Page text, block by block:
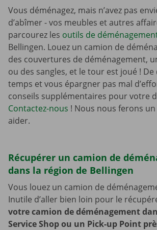
Vous déménagez, mais n’avez pas
d’abîmer - vos meubles et autres
parcourez les outils de
Bellingen. Louez un camion de
des couvertures de déménagement,
ou des sangles, et le tour est joué !
temps et vous épargner pas mal
conseils supplémentaires pour votre
Contactez-nous ! Nous nous ferons
aider.
Récupérer un camion de
dans la région de Bellingen
Vous louez un camion de
Inutile d’aller bien loin pour le
votre camion de déménagement
Service Shop ou un Pick-up Point